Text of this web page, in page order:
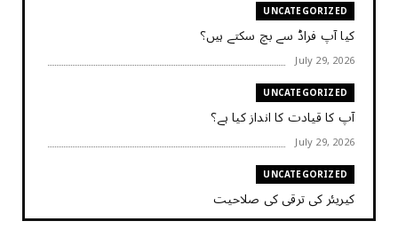
UNCATEGORIZED
کیا آپ فراڈ سے بچ سکتے ہیں؟
July 29, 2026
UNCATEGORIZED
آپ کا قیادت کا انداز کیا ہے؟
July 29, 2026
UNCATEGORIZED
کیریئر کی ترقی کی صلاحیت
July 29, 2026